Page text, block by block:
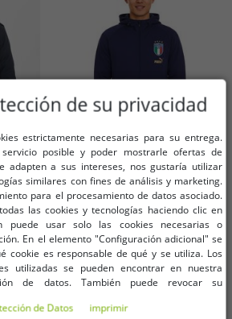
3XL
Brand
US Field
marino
Tallas disponibles
XS
PUMA FIGC Coach Chaqueta
deportiva para hombre Chaqueta
de entrenamiento Italia Fanwear
767108 13 Azul oscuro
de su privacidad
estrictamente necesarias para su entrega.
posible y poder mostrarle ofertas de
adapten a sus intereses, nos gustaría utilizar
similares con fines de análisis y marketing.
para el procesamiento de datos asociado.
las cookies y tecnologías haciendo clic en
puede usar solo las cookies necesarias o
En el elemento "Configuración adicional" se
cookie es responsable de qué y se utiliza. Los
utilizadas se pueden encontrar en nuestra
de datos. También puede revocar su
de Datos imprimir